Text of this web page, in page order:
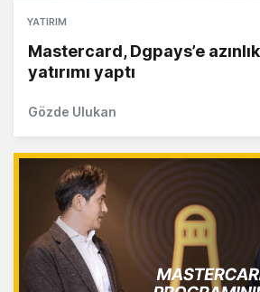
YATIRIM
Mastercard, Dgpays’e
yatırımı yaptı
Gözde Ulukan